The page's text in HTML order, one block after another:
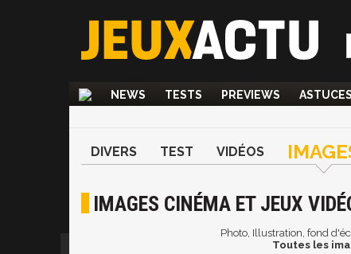
NEWS TESTS PREVIEWS ASTUCES
DIVERS TEST VIDÉOS
IMAGES CINÉMA ET JEUX
Photo, Illustration, fond
Toutes les